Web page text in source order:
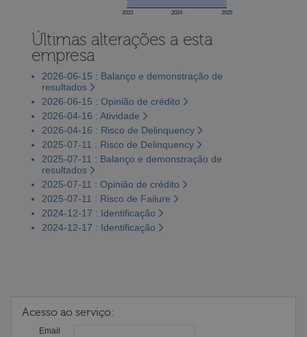
2023 2024 2025
Últimas alterações a esta
empresa
2026-06-15 : Balanço e demonstração de
resultados
2026-06-15 : Opinião de crédito
2026-04-16 : Atividade
2026-04-16 : Risco de Delinquency
2025-07-11 : Risco de Delinquency
2025-07-11 : Balanço e demonstração de
resultados
2025-07-11 : Opinião de crédito
2025-07-11 : Risco de Failure
2024-12-17 : Identificação
2024-12-17 : Identificação
Acesso ao serviço:
Email